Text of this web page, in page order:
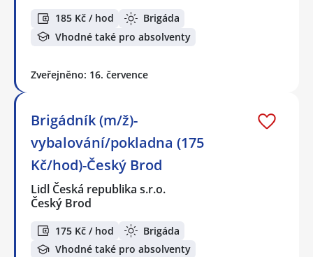
185 Kč / hod
Brigáda
Vhodné také pro absolventy
Zveřejněno: 16. července
Brigádník (m/ž)-
vybalování/pokladna (175
Kč/hod)-Český Brod
Lidl Česká republika s.r.o.
Český Brod
175 Kč / hod
Brigáda
Vhodné také pro absolventy